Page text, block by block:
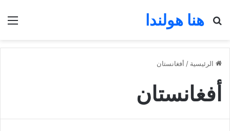
هنا هولندا
بحث عن
الرئيسية / أفغانستان
أفغانستان